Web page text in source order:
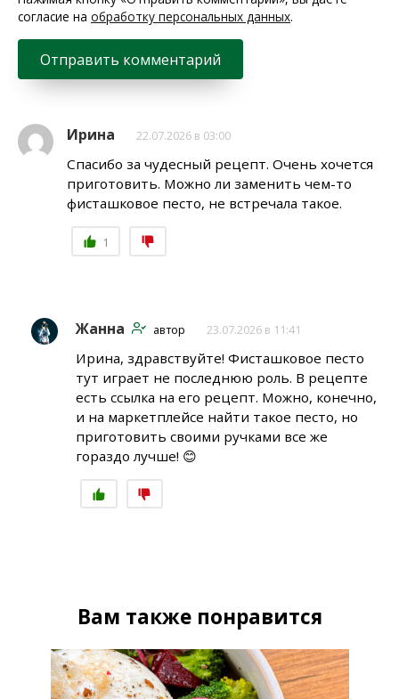
согласие на обработку персональных данных.
Ирина 22.07.2026 в 03:00
Спасибо за чудесный рецепт. Очень хочется
приготовить. Можно ли заменить чем-то
фисташковое песто, не встречала такое.
1
Жанна автор 23.07.2026 в 11:41
Ирина, здравствуйте! Фисташковое песто
тут играет не последнюю роль. В рецепте
есть ссылка на его рецепт. Можно, конечно,
и на маркетплейсе найти такое песто, но
приготовить своими ручками все же
гораздо лучше! 😊
Вам также понравится